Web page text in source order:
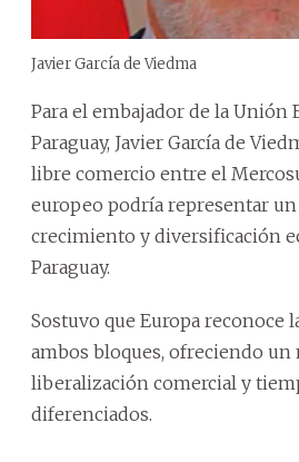
Javier García de Viedma
Para el embajador de la Unión
Paraguay, Javier García de
libre comercio entre el
europeo podría representar
crecimiento y diversificación
Paraguay.
Sostuvo que Europa reconoce
ambos bloques, ofreciendo un
liberalización comercial y
diferenciados.